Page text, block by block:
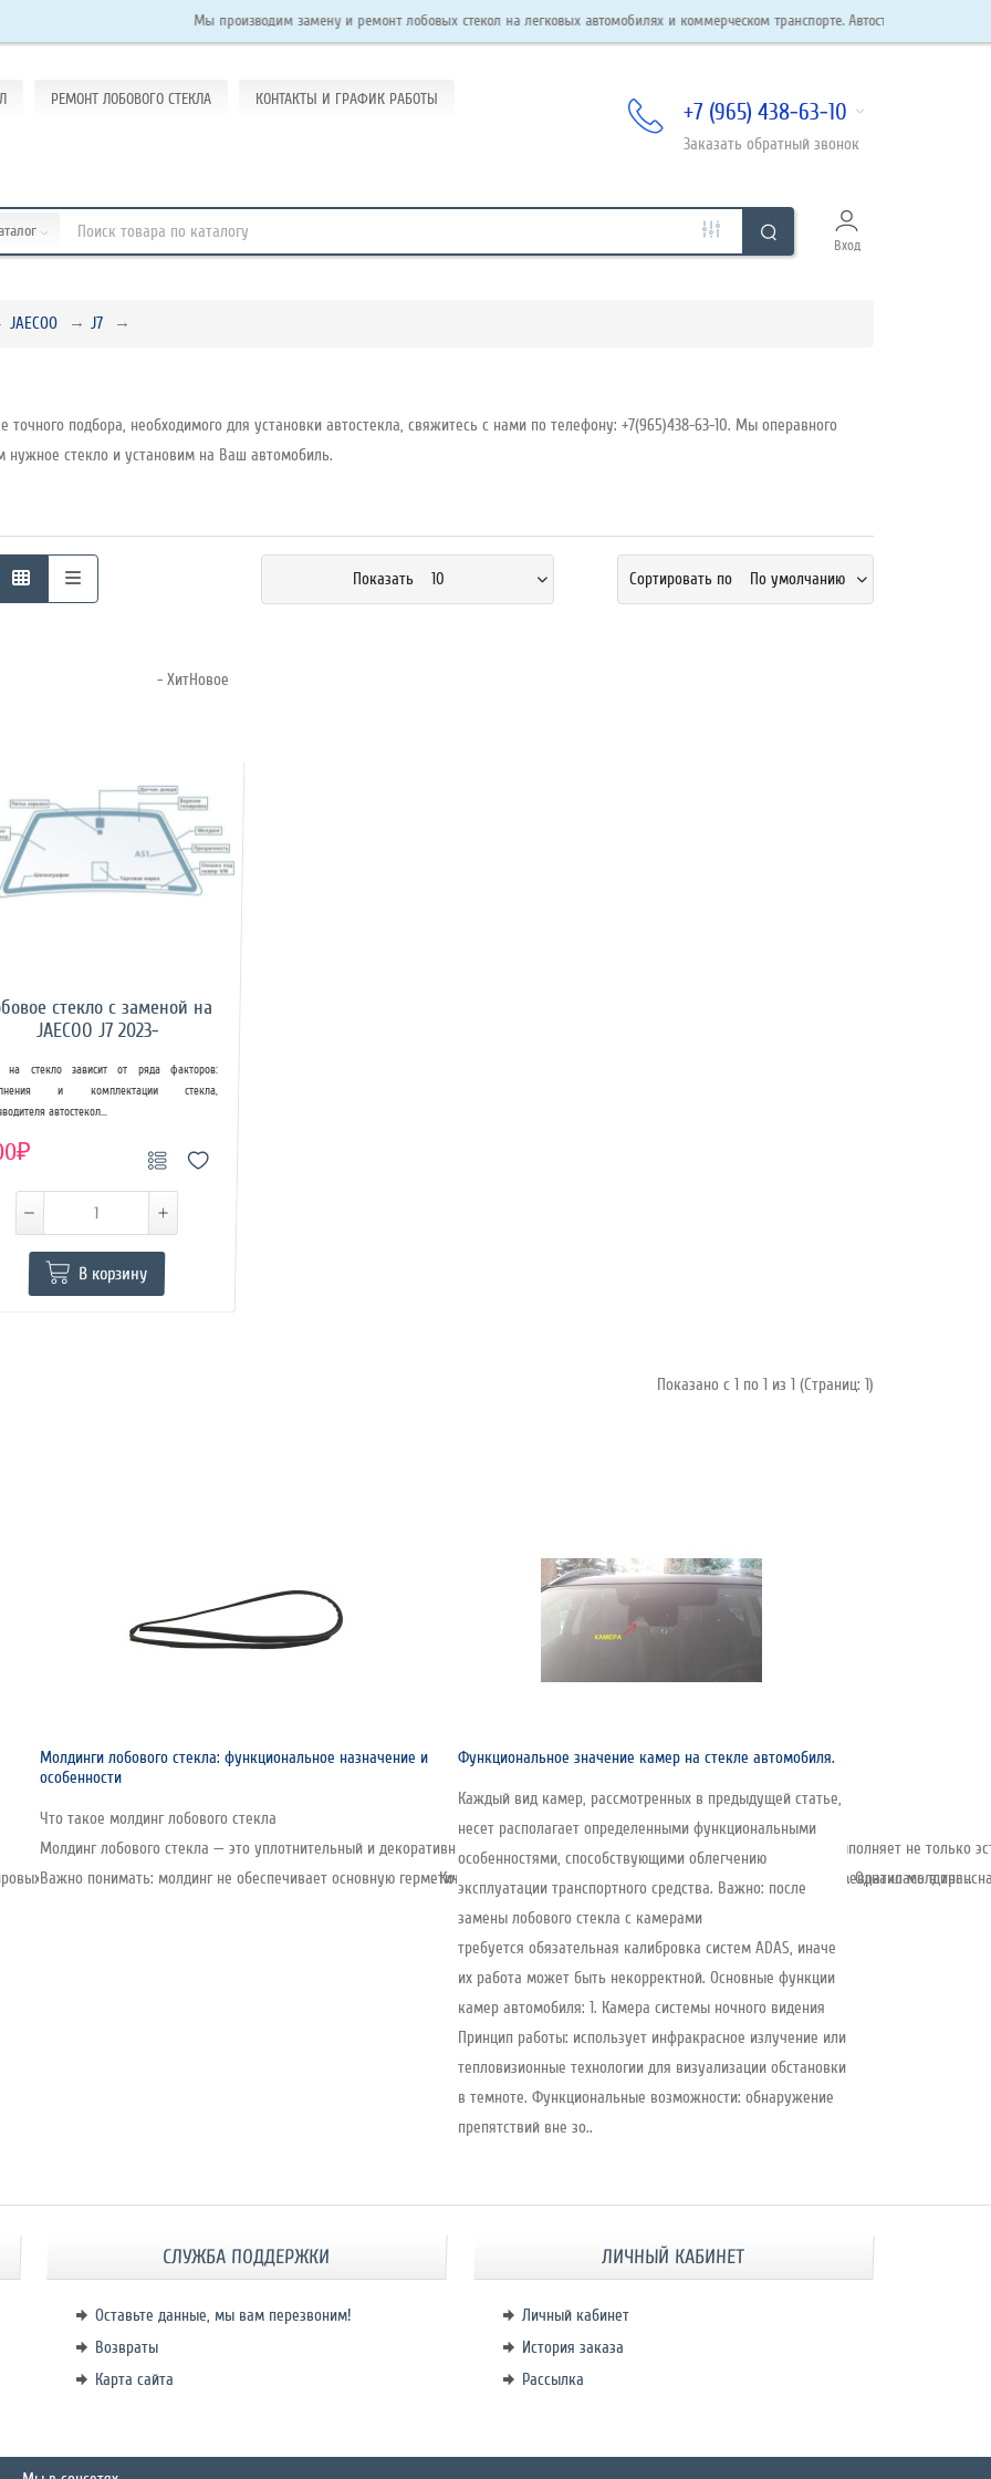
Мы производим замену и ремонт лобовых стекол на легковых автомобилях и коммерческом транспорте. Автостекла в наличии и под
РЕМОНТ ЛОБОВОГО СТЕКЛА КОНТАКТЫ И ГРАФИК РАБОТЫ +7 (965) 438-63-10
Заказать обратный звонок
Вход
JAECOO J7
точного подбора, необходимого для установки автостекла, свяжитесь с нами по телефону: +7(965)438-63-10. Мы операвного
нужное стекло и установим на Ваш автомобиль.
Показать 10 Сортировать по По умолчанию
- ХитНовое
стекло с заменой на
JAECOO J7 2023-
на стекло зависит от ряда факторов:
и комплектации стекла,
автостекол...
В корзину
Показано с 1 по 1 из 1 (Страниц: 1)
производителей стекла, включая автомобильную линейку. Компания основана в 1935 году и за почти 90 лет развития превратилась в
Молдинги лобового стекла: функциональное назначение и
особенности
Что такое молдинг лобового стекла
Молдинг лобового стекла — это уплотнительный и декоративный элемент, устанавливаемый по периметру стекла. Он выполняет не только
Важно понимать: молдинг не обеспечивает основную герметичность соединения — её создаёт клеевой слой под стеклом. Однако молдинг ..
Функциональное значение камер на стекле автомобиля.
Каждый вид камер, рассмотренных в предыдущей статье,
несет располагает определенными функциональными
особенностями, способствующими облегчению
эксплуатации транспортного средства. Важно: после
замены лобового стекла с камерами
требуется обязательная калибровка систем ADAS, иначе
их работа может быть некорректной. Основные функции
камер автомобиля: 1. Камера системы ночного видения
Принцип работы: использует инфракрасное излучение или
тепловизионные технологии для визуализации обстановки
в темноте. Функциональные возможности: обнаружение
препятствий вне зо..
СЛУЖБА ПОДДЕРЖКИ
Оставьте данные, мы вам перезвоним!
Возвраты
Карта сайта
ЛИЧНЫЙ КАБИНЕТ
Личный кабинет
История заказа
Рассылка